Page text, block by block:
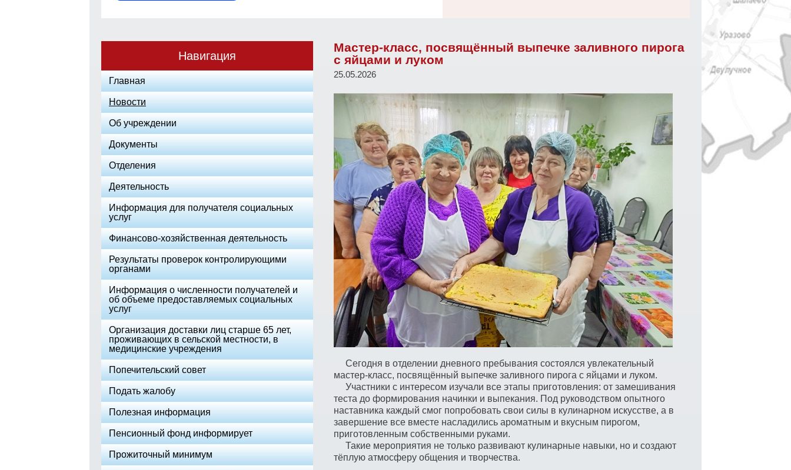
Навигация
Главная
Новости
Об учреждении
Документы
Отделения
Деятельность
Информация для получателя социальных
услуг
Финансово-хозяйственная деятельность
Результаты проверок контролирующими
органами
Информация о численности получателей и
об объеме предоставляемых социальных
услуг
Организация доставки лиц старше 65 лет,
проживающих в сельской местности, в
медицинские учреждения
Попечительский совет
Подать жалобу
Полезная информация
Пенсионный фонд информирует
Прожиточный минимум
Мастер-класс, посвящённый выпечке заливного пирога
с яйцами и луком
25.05.2026
Сегодня в отделении дневного пребывания состоялся увлекательный
мастер-класс, посвящённый выпечке заливного пирога с яйцами и луком.
Участники с интересом изучали все этапы приготовления: от замешивания
теста до формирования начинки и выпекания. Под руководством опытного
наставника каждый смог попробовать свои силы в кулинарном искусстве, а в
завершение все вместе насладились ароматным и вкусным пирогом,
приготовленным собственными руками.
Такие мероприятия не только развивают кулинарные навыки, но и создают
тёплую атмосферу общения и творчества.